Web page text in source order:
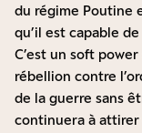
du régime Poutine
qu’il est capable
C’est un soft
rébellion contre
de la guerre sans
continuera à